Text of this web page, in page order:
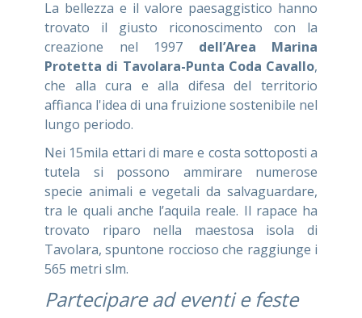
La bellezza e il valore paesaggistico hanno
trovato il giusto riconoscimento con la
creazione nel 1997 dell’Area Marina
Protetta di Tavolara-Punta Coda Cavallo,
che alla cura e alla difesa del territorio
affianca l'idea di una fruizione sostenibile nel
lungo periodo.
Nei 15mila ettari di mare e costa sottoposti a
tutela si possono ammirare numerose
specie animali e vegetali da salvaguardare,
tra le quali anche l’aquila reale. Il rapace ha
trovato riparo nella maestosa isola di
Tavolara, spuntone roccioso che raggiunge i
565 metri slm.
Partecipare ad eventi e feste